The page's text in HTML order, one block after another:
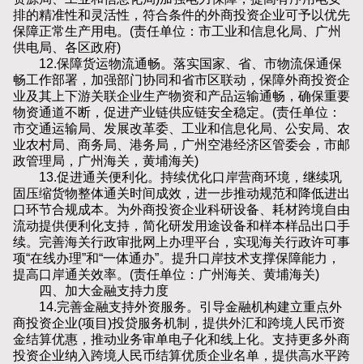
排的精准性和灵活性，符合条件的外商投资企业可予以优先
保障正常生产用电。(责任单位：市工业和信息化局、广州
供电局、各区政府)
12.保障货运物流通畅。落实国家、省、市物流保通保
畅工作部署，加强部门协同和省市区联动，保障外商投资企
业及其上下游关联企业生产物资和产品运输通畅，确保重要
物资通道不断，促进产业链供应链安全稳定。(责任单位：
市交通运输局、发展改革委、工业和信息化局、公安局、农
业农村局、商务局、港务局，广州空港经济区管委会，市邮
政管理局，广州海关，黄埔海关)
13.促进通关便利化。持续优化口岸营商环境，继续巩
固压缩货物整体通关时间成效，进一步推动规范和降低进出
口环节合规成本。为外商投资企业科研设备、耗材跨境自由
流动提供便利化支持，简化研发用途设备和样本样品出口手
续。完善海关行政审批网上办理平台，实现海关行政许可事
项“在线办理”和“一体通办”。提升口岸技术支撑保障能力，
提高口岸通关效率。(责任单位：广州海关、黄埔海关)
四、加大金融支持力度
14.完善金融支持外资服务。引导金融机构建立重点外
商投资企业(项目)投贷服务机制，提供外汇和跨境人民币资
金结算优惠，推动业务审单电子化和线上化。支持更多外商
投资企业纳入跨境人民币结算优质企业名单，提供高水平跨